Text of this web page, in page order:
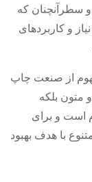
سطرآنچنان که
و کاربردهای
از صنعت چاپ
متون بلکه
است و برای
با هدف بهبود